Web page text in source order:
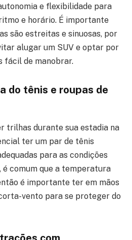
e flexibilidade para
e horário. É importante
são estreitas e sinuosas, por
alugar um SUV e optar por
fácil de manobrar.
do tênis e roupas de
trilhas durante sua estadia na
ter um par de tênis
para as condições
é comum que a temperatura
é importante ter em mãos
vento para se proteger do